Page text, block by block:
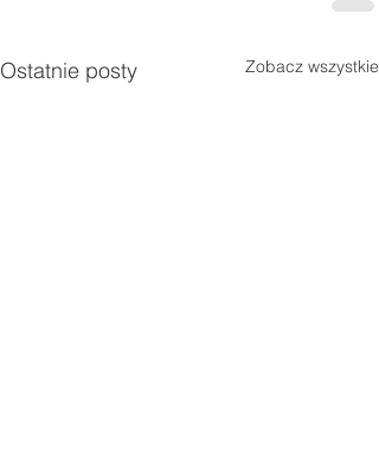
Ostatnie posty Zobacz wszystkie